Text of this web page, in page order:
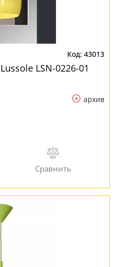
43013
LSN-0226-01
архив